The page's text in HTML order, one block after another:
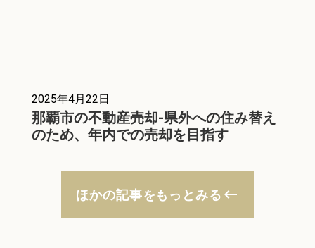
2025年4月22日
那覇市の不動産売却-県外への住み替え
のため、年内での売却を目指す
ほかの記事をもっとみる keyboard_backspace